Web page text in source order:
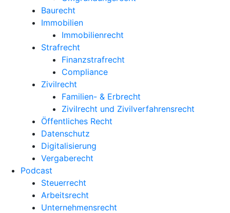
Baurecht
Immobilien
Immobilienrecht
Strafrecht
Finanzstrafrecht
Compliance
Zivilrecht
Familien- & Erbrecht
Zivilrecht und Zivilverfahrensrecht
Öffentliches Recht
Datenschutz
Digitalisierung
Vergaberecht
Podcast
Steuerrecht
Arbeitsrecht
Unternehmens­recht